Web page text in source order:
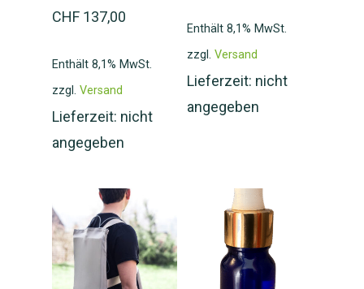
CHF 137,00
Enthält 8,1% MwSt.
zzgl. Versand
Lieferzeit: nicht
angegeben
Enthält 8,1% MwSt.
zzgl.Versand
Lieferzeit: nicht
angegeben
Bio-Energie
Seminare
Über uns
Über uns
Partner werden
Kontaktform
Partner
Selbergesundwerden
Mein Konto